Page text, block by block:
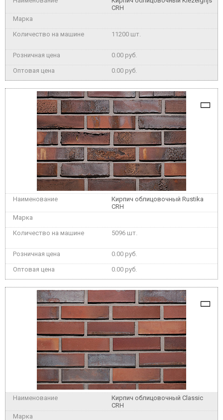
CRH
11200 шт.
0.00 руб.
0.00 руб.
Кирпич облицовочный Rustika
CRH
5096 шт.
0.00 руб.
0.00 руб.
Кирпич облицовочный Classic
CRH